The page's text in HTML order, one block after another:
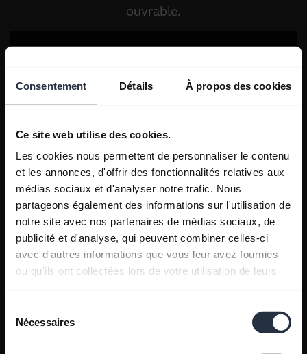
Consentement Détails À propos des cookies
Ce site web utilise des cookies.
Les cookies nous permettent de personnaliser le contenu
et les annonces, d'offrir des fonctionnalités relatives aux
médias sociaux et d'analyser notre trafic. Nous
partageons également des informations sur l'utilisation de
notre site avec nos partenaires de médias sociaux, de
publicité et d'analyse, qui peuvent combiner celles-ci
avec d'autres informations que vous leur avez fournies
ou qu'ils ont collectées lors de votre utilisation de leurs
Nécessaires
ouvrable.